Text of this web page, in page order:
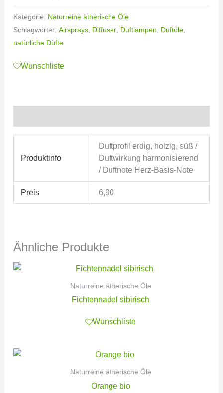
Kategorie: Naturreine ätherische Öle
Schlagwörter: Airsprays, Diffuser, Duftlampen Duftöle,
natürliche Düfte
Wunschliste
Produktinfo
Duftprofil erdig, holzig, süß /
Duftwirkung harmonisierend
/ Duftnote Herz-Basis-Note
Preis 6,90
Ähnliche Produkte
Naturreine ätherische Öle
Fichtennadel sibirisch
Wunschliste
Naturreine ätherische Öle
Orange bio